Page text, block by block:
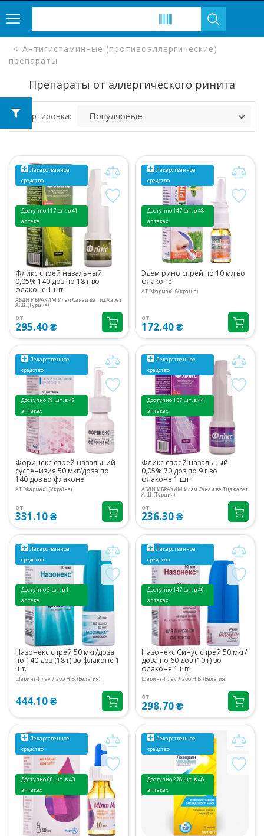
Антигистаминные (противоаллергические)
препараты
Препараты от аллергического ринита
Сортировка:
Лекарственное
средство
Доступно 117 шт. в 41
аптеке
Фликс спрей назальный
0,05% 140 доз по 18 г во
флаконе 1 шт.
АБДИ ИБРАХИМ Илач Санаи ве Тиджарет
А.Ш. (Турция)
от
295.40 ₴
Лекарственное
средство
Доступно 147 шт. в 48
аптеках
Эдем рино спрей по 10 мл во
флаконе
АТ "Фармак" (Україна)
от
172.40 ₴
Лекарственное
средство
Доступно 79 шт. в 42
аптеках
Форинекс спрей назальний
суспенизия 50 мкг/доза по
140 доз во флаконе
АТ "Фармак" (Україна)
от
331.10 ₴
Лекарственное
средство
Доступно 137 шт. в 44
аптеках
Фликс спрей назальный
0,05% 70 доз по 9 г во
флаконе 1 шт.
АБДИ ИБРАХИМ Илач Санаи ве Тиджарет
А.Ш. (Турция)
от
236.30 ₴
Лекарственное
средство
Доступно 2 шт. в 1
аптеке
Назонекс спрей 50 мкг/доза
по 140 доз (18 г) во флаконе 1
шт.
Шеринг-Плау Лабо Н.В. (Бельгия)
444.10 ₴
Лекарственное
средство
Доступно 147 шт. в 40
аптеках
Назонекс Синус спрей 50 мкг/
доза по 60 доз (10 г) во
флаконе 1 шт.
Шеринг-Плау Лабо Н.В. (Бельгия)
от
298.70 ₴
Лекарственное
средство
Доступно 60 шт. в 43
аптеках
Лекарственное
средство
Доступно 278 шт. в 48
аптеках